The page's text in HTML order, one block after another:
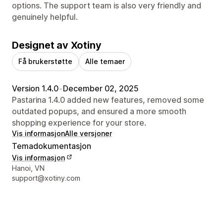
options. The support team is also very friendly and
genuinely helpful.
Designet av Xotiny
Få brukerstøtte Alle temaer
Version 1.4.0•December 02, 2025
Pastarina 1.4.0 added new features, removed some
outdated popups, and ensured a more smooth
shopping experience for your store.
Vis informasjonAlle versjoner
Temadokumentasjon
Vis informasjon
Designerens kontaktinfo
Hanoi, VN
support@xotiny.com